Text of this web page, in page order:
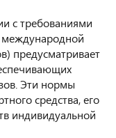
с требованиями
предусматривает
Эти нормы
средства, его
индивидуальной